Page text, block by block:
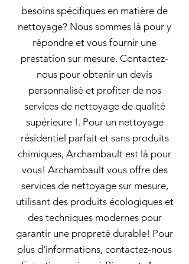
besoins spécifiques en matière de
nettoyage? Nous sommes là pour y
répondre et vous fournir une
prestation sur mesure. Contactez-
nous pour obtenir un devis
personnalisé et profiter de nos
services de nettoyage de qualité
supérieure !. Pour un nettoyage
résidentiel parfait et sans produits
chimiques, Archambault est là pour
vous! Archambault vous offre des
services de nettoyage sur mesure,
utilisant des produits écologiques et
des techniques modernes pour
garantir une propreté durable! Pour
plus d'informations, contactez-nous